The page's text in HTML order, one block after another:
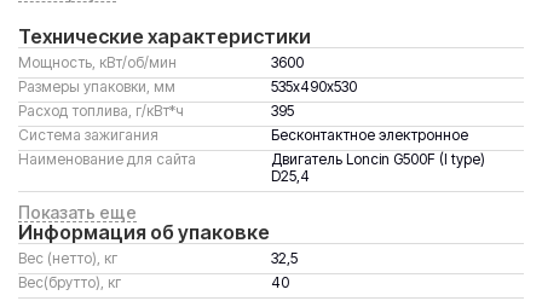
том, что в нём производителю удалось сохранить при этом
достаточно компактные размеры, а вот это уже становится
интересным для многих разработчиков техники. Loncin
первым из ведущих китайских производителей предлагает
своим клиентам честную "пятисотку" - рабочий объём
мотора 499 кубических сантиметров, но при этом
двигатель вписывается по размерам в привычные габариты
давно и широко используемых в технике "пятнашек".
замена штатным моторам на многих видах техники.
Технические характеристики
Мощность, кВт/об/мин
3600
Размеры упаковки, мм
535х490х530
Расход топлива, г/кВт*ч
395
Система зажигания
Бесконтактное электронное
Наименование для сайта
Двигатель Loncin G500F (I type)
D25,4
Показать еще
Информация об упаковке
Вес (нетто), кг
32,5
Вес(брутто), кг
40